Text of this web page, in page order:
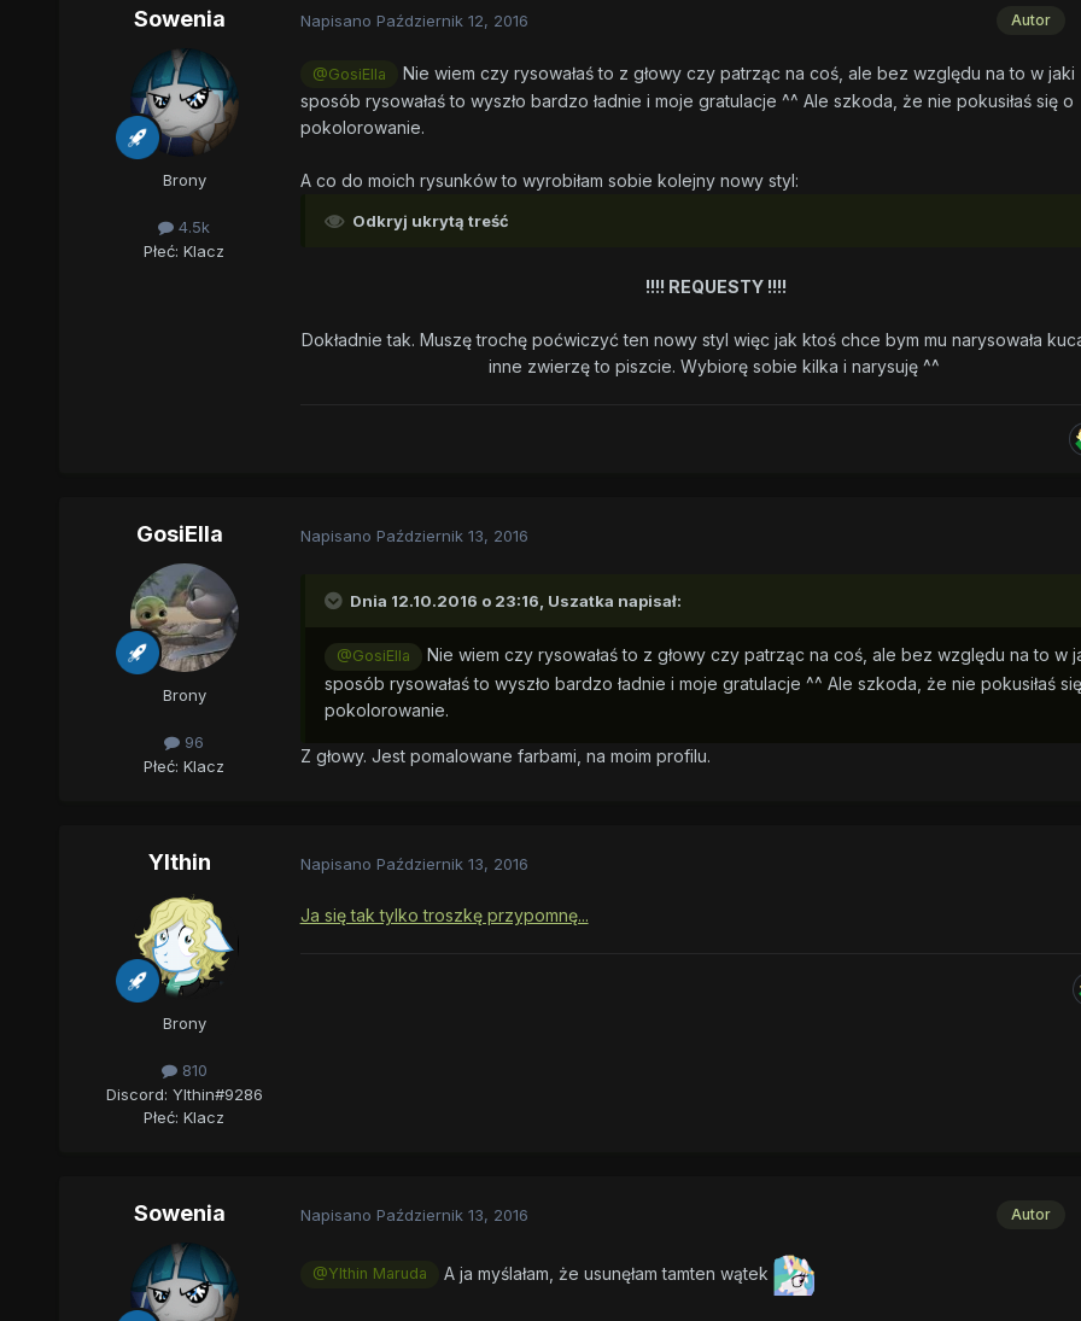
Sowenia
Brony
4.5k
Płeć: Klacz
Autor
Napisano Październik 12, 2016
@GosiElla
Nie wiem czy rysowałaś to z głowy czy patrząc na coś, ale bez względu na to w jaki
sposób rysowałaś to wyszło bardzo ładnie i moje gratulacje ^^ Ale szkoda, że nie pokusiłaś się o
pokolorowanie.
A co do moich rysunków to wyrobiłam sobie kolejny nowy styl:
Odkryj ukrytą treść
!!!! REQUESTY !!!!
Dokładnie tak. Muszę trochę poćwiczyć ten nowy styl więc jak ktoś chce bym mu narysowała
inne zwierzę to piszcie. Wybiorę sobie kilka i narysuję ^^
GosiElla
Brony
96
Płeć: Klacz
Napisano Październik 13, 2016
Dnia 12.10.2016 o 23:16, Uszatka napisał:
@GosiElla
Nie wiem czy rysowałaś to z głowy czy patrząc na coś, ale bez względu na to w
sposób rysowałaś to wyszło bardzo ładnie i moje gratulacje ^^ Ale szkoda, że nie pokusiłaś
pokolorowanie.
Z głowy. Jest pomalowane farbami, na moim profilu.
Ylthin
Brony
810
Discord: Ylthin#9286
Płeć: Klacz
Napisano Październik 13, 2016
Ja się tak tylko troszkę przypomnę...
Sowenia Autor
Napisano Październik 13, 2016
@Ylthin Maruda A ja myślałam, że usunęłam tamten wątek